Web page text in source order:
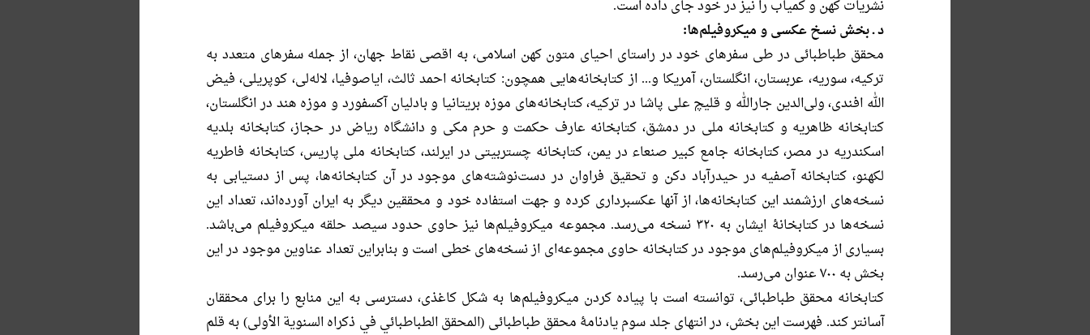
نشریات کهن و کمیاب را نیز در خود جای داده است.
د ـ بخش نسخ عكسى و میکروفیلم‌ها:
محقق طباطبائى در طى سفرهاى خود در راستاى احیاى متون كهن اسلامى، به اقصى نقاط جهان، از جمله سفرهاى متعدد به
تركیه، سوریه، عربستان، انگلستان، آمریكا و... از كتابخانه‌هایى همچون: كتابخانه احمد ثالث، ایاصوفیا، لاله‌لى، كوپریلى، فیض
الله افندى، ولى‌الدین جارالله و قلیچ على پاشا در تركیه، كتابخانه‌هاى موزه بریتانیا و بادلیان آكسفورد و موزه هند در انگلستان،
كتابخانه ظاهریه و کتابخانه ملی در دمشق، كتابخانه عارف حکمت و حرم مکی و دانشگاه ریاض در حجاز، كتابخانه بلدیه
اسكندریه در مصر، كتابخانه جامع كبیر صنعاء در یمن، كتابخانه چستربیتى در ایرلند، كتابخانه ملى پاریس، كتابخانه فاطریه
لكهنو، كتابخانه آصفیه در حیدرآباد دكن و تحقیق فراوان در دست‌نوشته‌هاى موجود در آن كتابخانه‌ها، پس از دستیابى به
نسخه‌هاى ارزشمند این كتابخانه‌ها، از آنها عكسبردارى كرده و جهت استفاده خود و محققین دیگر به ایران آورده‌اند، تعداد این
نسخه‌ها در كتابخانۀ ایشان به ۳۲۰ نسخه می‌رسد. مجموعه میکروفیلم‌ها نیز حاوى حدود سیصد حلقه میكروفیلم می‌باشد.
بسیارى از میكروفیلم‌هاى موجود در كتابخانه حاوى مجموعه‌اى از نسخه‌هاى خطى است و بنابراین تعداد عناوین موجود در این
بخش به ۷۰۰ عنوان می‌رسد.
كتابخانه محقق طباطبائى، توانسته است با پیاده كردن میكروفیلم‌ها به شكل کاغذی، دسترسى به این منابع را براى محققان
آسانتر كند. فهرست این بخش، در انتهاى جلد سوم یادنامۀ محقق طباطبائى (المحقق الطباطبائي في ذكراه السنویة الأولى) به قلم